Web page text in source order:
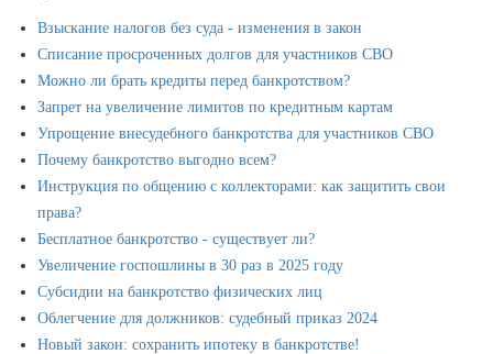
Взыскание налогов без судa - изменения в закон
Списание просроченных долгов для участников СВО
Можно ли брать кредиты перед банкротством?
Запрет на увеличение лимитов по кредитным картaм
Упрощение внесудебного банкротства для участников СВО
Почему банкротство выгодно всем?
Инструкция по общению с коллекторами: как защитить свои
права?
Бесплатное банкротство - существует ли?
Увеличение госпошлины в 30 раз в 2025 году
Субсидии на банкротство физических лиц
Облегчение для должников: судебный приказ 2024
Новый закон: сохранить ипотеку в банкротстве!